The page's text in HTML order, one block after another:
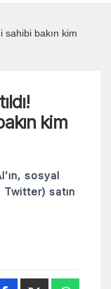
sahibi bakın kim
kim
sosyal
Twitter) satın